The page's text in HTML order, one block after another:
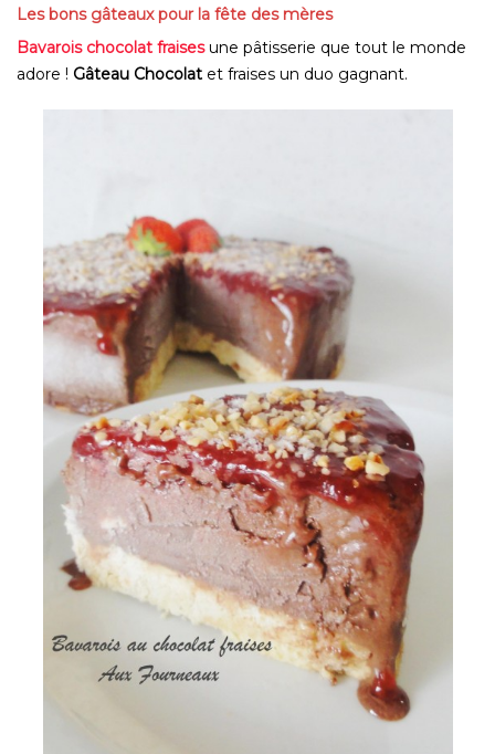
Les bons gâteaux pour la fête des mères
Bavarois chocolat fraises une pâtisserie que tout le monde
adore ! Gâteau Chocolat et fraises un duo gagnant.